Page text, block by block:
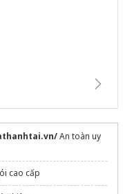
An toàn uy
cao cấp